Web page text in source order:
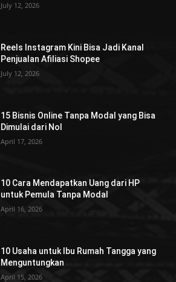
July 12, 2026
Reels Instagram Kini Bisa Jadi Kanal
Penjualan Afiliasi Shopee
July 12, 2026
15 Bisnis Online Tanpa Modal yang Bisa
Dimulai dari Nol
April 17, 2026
10 Cara Mendapatkan Uang dari HP
untuk Pemula Tanpa Modal
April 16, 2026
10 Usaha untuk Ibu Rumah Tangga yang
Menguntungkan
April 15, 2026